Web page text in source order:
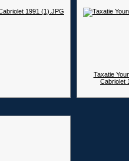
Taxatie
Cabriolet